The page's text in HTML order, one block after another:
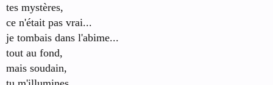
tes mystères,
ce n'était pas vrai...
je tombais dans l'abime...
tout au fond,
mais soudain,